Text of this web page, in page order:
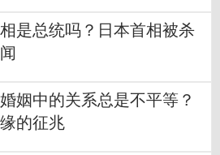
是总统吗？日本首相被杀
姻中的关系总是不平等？
的征兆